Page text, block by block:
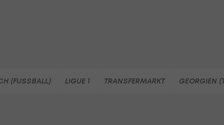
(FUSSBALL) LIGUE 1 TRANSFERMARKT GEORGIEN